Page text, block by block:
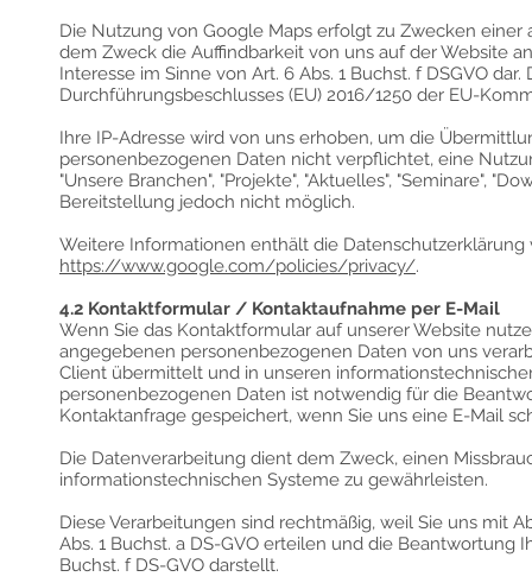
Die Nutzung von Google Maps erfolgt zu Zwecken
dem Zweck die Auffindbarkeit von uns auf der Website
Interesse im Sinne von Art. 6 Abs. 1 Buchst. f DSGVO
Durchführungsbeschlusses (EU) 2016/1250 der EU-
Ihre IP-Adresse wird von uns erhoben, um die
personenbezogenen Daten nicht verpflichtet, eine
"Unsere Branchen", "Projekte", "Aktuelles", "Seminare",
Bereitstellung jedoch nicht möglich.
Weitere Informationen enthält die Datenschutzerklärung
https://www.google.com/policies/privacy/.
4.2 Kontaktformular / Kontaktaufnahme per E-Mail
Wenn Sie das Kontaktformular auf unserer Website
angegebenen personenbezogenen Daten von uns
Client übermittelt und in unseren
personenbezogenen Daten ist notwendig für die
Kontaktanfrage gespeichert, wenn Sie uns eine E-Mail
Die Datenverarbeitung dient dem Zweck, einen
informationstechnischen Systeme zu gewährleisten.
Diese Verarbeitungen sind rechtmäßig, weil Sie uns mit
Abs. 1 Buchst. a DS-GVO erteilen und die Beantwortung
Buchst. f DS-GVO darstellt.